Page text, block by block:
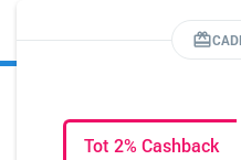
Tot 2% Cashback